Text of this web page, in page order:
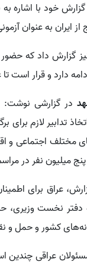
گزارش خود با اشاره
از ایران به عنوان
گزارش داد که
دارد و قرار است
در گزارشی نوشت:
تدابیر لازم
مختلف اجتماعی و
میلیون نفر در
عراق برای
نخست وزیری،
کشور و حمل
عراقی چندین